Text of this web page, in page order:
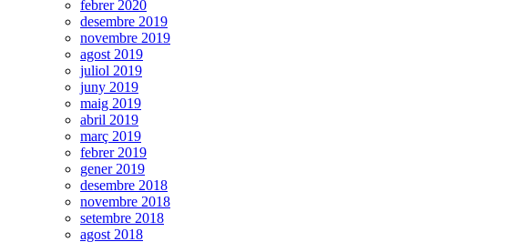
febrer 2020
desembre 2019
novembre 2019
agost 2019
juliol 2019
juny 2019
maig 2019
abril 2019
març 2019
febrer 2019
gener 2019
desembre 2018
novembre 2018
setembre 2018
agost 2018